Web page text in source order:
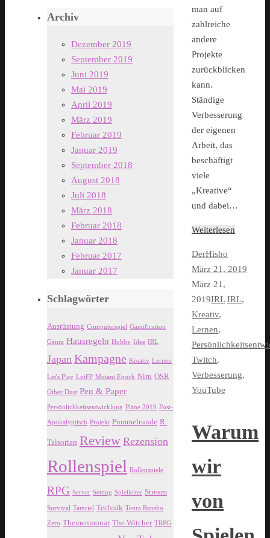
man auf
zahlreiche
andere
Projekte
zurückblicken
kann.
Ständige
Verbesserung
der eigenen
Arbeit, das
beschäftigt
viele
„Kreative“
und dabei…
Weiterlesen
DerHisho
März 21, 2019
März 21,
2019IRL IRL,
Kreativ,
Lernen,
Twitch,
Verbesserung,
YouTube
Warum
wir
von
Archiv
Dezember 2019
September 2019
Juni 2019
Mai 2019
April 2019
März 2019
Februar 2019
Januar 2019
September 2018
August 2018
Juli 2018
März 2018
Februar 2018
Januar 2018
Februar 2017
Januar 2017
Schlagwörter
Ausrüstung Computerspiel Gamification
Genre Hausregeln Hobby Idee IRL
Japan Kampagne Kreativ Lernen
Let's Play LotFP Mutant Epoch Nirn OSR
Other Dust Pen & Paper
Persönlichkeitsentwicklung Pläne 2019 Post-
Apokalyptisch Projekt Pummelrunde R.
Talsorian Review Rezension
Rollenspiel Rollenspiele
RPG Server Setting Spielleiter Stream
Survival Tamriel Technik Tenra Bansho
Zero Themenmonat The Witcher TRPG